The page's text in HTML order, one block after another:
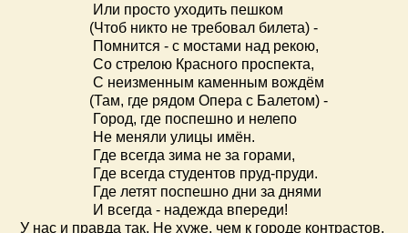
Или просто уходить пешком
(Чтоб никто не требовал билета) -
Помнится - с мостами над рекою,
Со стрелою Красного проспекта,
С неизменным каменным вождём
(Там, где рядом Опера с Балетом) -
Город, где поспешно и нелепо
Не меняли улицы имён.
Где всегда зима не за горами,
Где всегда студентов пруд-пруди.
Где летят поспешно дни за днями
И всегда - надежда впереди!
У нас и правда так. Не хуже, чем к городе контрастов.